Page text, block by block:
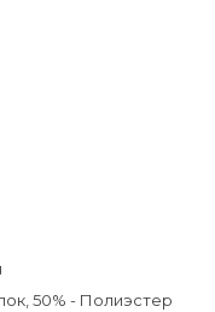
50% - Полиэстер